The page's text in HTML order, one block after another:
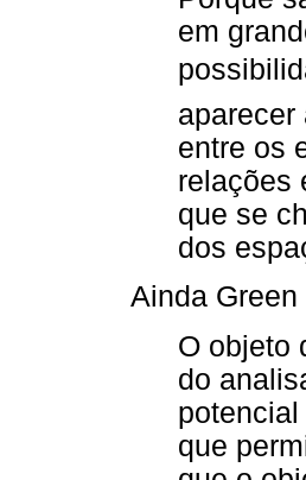
em
aparecer
entre os
relações
que se
dos
Ainda Green
O objeto
do
que